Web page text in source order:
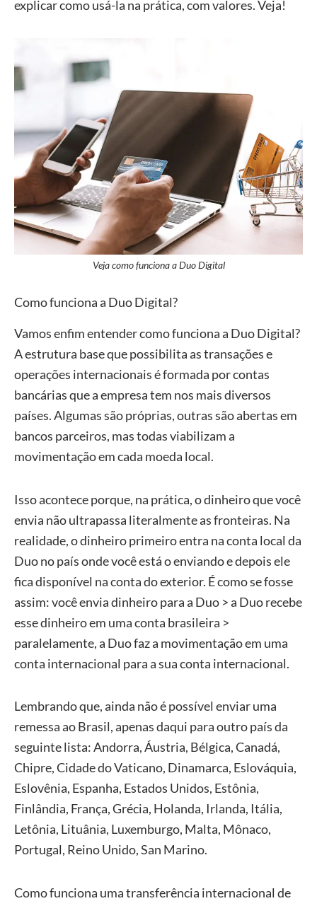
explicar como usá-la na prática, com valores. Veja!
Veja como funciona a Duo Digital
Como funciona a Duo Digital?
Vamos enfim entender como funciona a Duo Digital?
A estrutura base que possibilita as transações e
operações internacionais é formada por contas
bancárias que a empresa tem nos mais diversos
países. Algumas são próprias, outras são abertas em
bancos parceiros, mas todas viabilizam a
movimentação em cada moeda local.
Isso acontece porque, na prática, o dinheiro que você
envia não ultrapassa literalmente as fronteiras. Na
realidade, o dinheiro primeiro entra na conta local da
Duo no país onde você está o enviando e depois ele
fica disponível na conta do exterior. É como se fosse
assim: você envia dinheiro para a Duo > a Duo recebe
esse dinheiro em uma conta brasileira >
paralelamente, a Duo faz a movimentação em uma
conta internacional para a sua conta internacional.
Lembrando que, ainda não é possível enviar uma
remessa ao Brasil, apenas daqui para outro país da
seguinte lista: Andorra, Áustria, Bélgica, Canadá,
Chipre, Cidade do Vaticano, Dinamarca, Eslováquia,
Eslovênia, Espanha, Estados Unidos, Estônia,
Finlândia, França, Grécia, Holanda, Irlanda, Itália,
Letônia, Lituânia, Luxemburgo, Malta, Mônaco,
Portugal, Reino Unido, San Marino.
Como funciona uma transferência internacional de